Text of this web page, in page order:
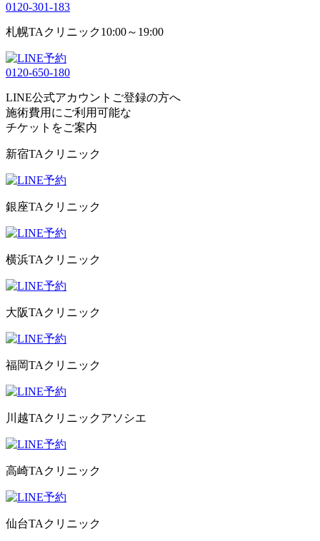
0120-301-183
札幌TAクリニック10:00～19:00
0120-650-180
LINE公式アカウントご登録の方へ
施術費用にご利用可能な
チケット をご案内
新宿TAクリニック
銀座TAクリニック
横浜TAクリニック
大阪TAクリニック
福岡TAクリニック
川越TAクリニックアソシエ
高崎TAクリニック
仙台TAクリニック